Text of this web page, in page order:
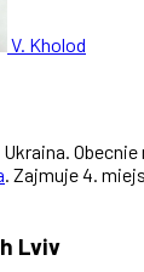
V. Kholod
. Zajmuje 4.
Lviv